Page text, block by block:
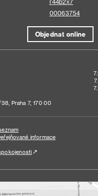
r44b2x7
00063754
Objednat online
Praha 7, 170 00
informace